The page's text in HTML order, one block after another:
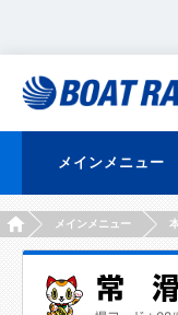
メインメニュー
HOMEメインメニュー